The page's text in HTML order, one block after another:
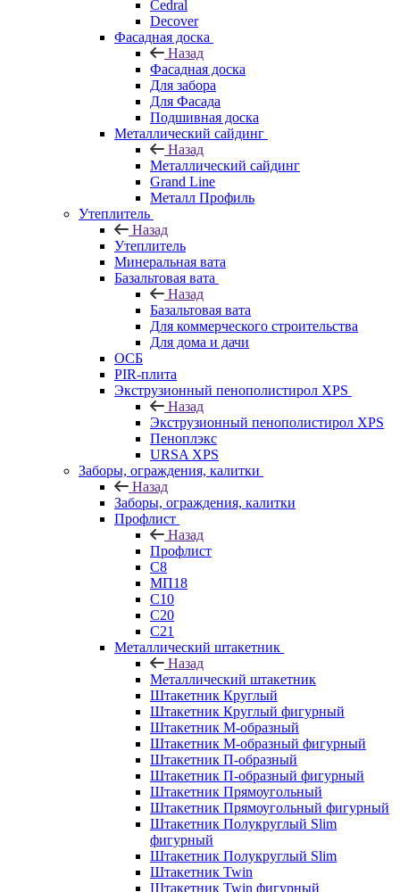
Cedral
Decover
Фасадная доска
Назад
Фасадная доска
Для забора
Для Фасада
Подшивная доска
Металлический сайдинг
Назад
Металлический сайдинг
Grand Line
Металл Профиль
Утеплитель
Назад
Утеплитель
Минеральная вата
Базальтовая вата
Назад
Базальтовая вата
Для коммерческого строительства
Для дома и дачи
ОСБ
PIR-плита
Экструзионный пенополистирол XPS
Назад
Экструзионный пенополистирол XPS
Пеноплэкс
URSA XPS
Заборы, ограждения, калитки
Назад
Заборы, ограждения, калитки
Профлист
Назад
Профлист
С8
МП18
С10
С20
С21
Металлический штакетник
Назад
Металлический штакетник
Штакетник Круглый
Штакетник Круглый фигурный
Штакетник М-образный
Штакетник М-образный фигурный
Штакетник П-образный
Штакетник П-образный фигурный
Штакетник Прямоугольный
Штакетник Прямоугольный фигурный
Штакетник Полукруглый Slim
фигурный
Штакетник Полукруглый Slim
Штакетник Twin
Штакетник Twin фигурный